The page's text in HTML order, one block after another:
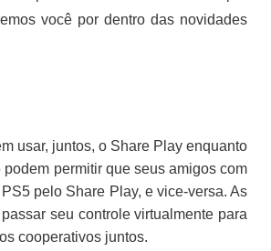
você por dentro das novidades
usar, juntos, o Share Play enquanto
permitir que seus amigos com
pelo Share Play, e vice-versa. As
seu controle virtualmente para
cooperativos juntos.